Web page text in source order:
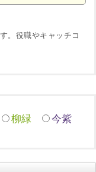
。役職やキャッチコ
柳緑 今紫